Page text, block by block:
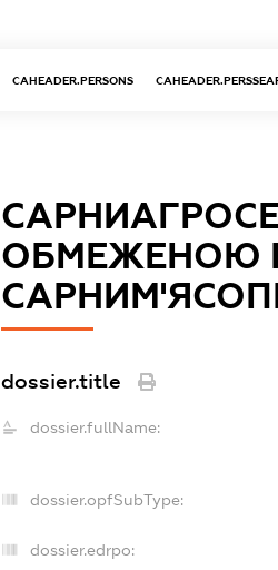
CAHEADER.PERSONS
ОБМЕЖЕНОЮ
dossier.title
dossier.fullName:
dossier.opfSubType:
dossier.edrpo: